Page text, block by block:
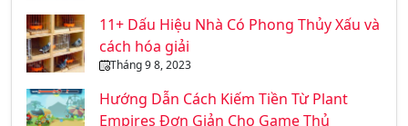
11+ Dấu Hiệu Nhà Có Phong Thủy Xấu và
cách hóa giải
Tháng 9 8, 2023
Hướng Dẫn Cách Kiếm Tiền Từ Plant
Empires Đơn Giản Cho Game Thủ